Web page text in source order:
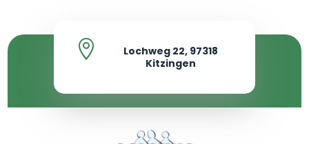

Lochweg 22, 97318
Kitzingen